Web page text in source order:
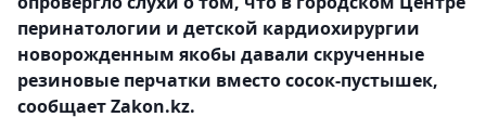
перинатологии и детской кардиохирургии
новорожденным якобы давали скрученные
резиновые перчатки вместо сосок-пустышек,
сообщает Zakon.kz.